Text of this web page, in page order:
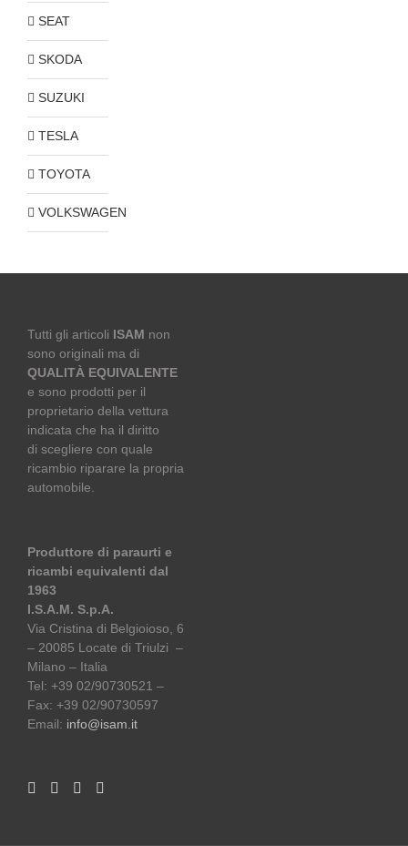
SEAT
SKODA
SUZUKI
TESLA
TOYOTA
VOLKSWAGEN
Tutti gli articoli ISAM non
sono originali ma di
QUALITÀ EQUIVALENTE
e sono prodotti per il
proprietario della vettura
indicata che ha il diritto
di scegliere con quale
ricambio riparare la propria
automobile.
Produttore di paraurti e
ricambi equivalenti dal
1963
I.S.A.M. S.p.A.
Via Cristina di Belgioioso, 6
– 20085 Locate di Triulzi –
Milano – Italia
Tel: +39 02/90730521 –
Fax: +39 02/90730597
Email: info@isam.it